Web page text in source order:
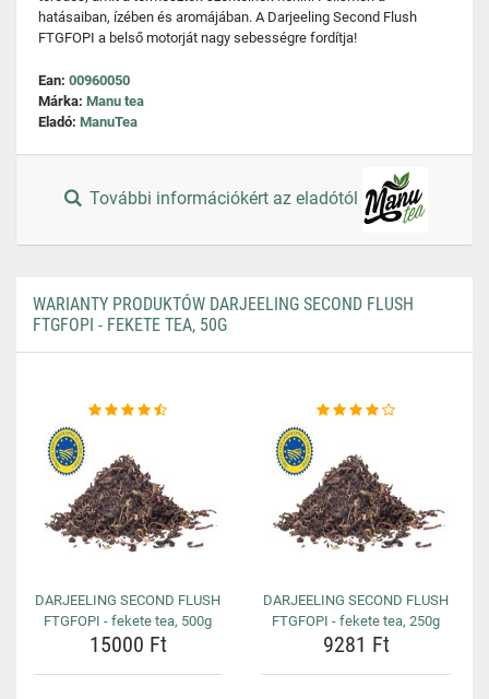
hatásaiban, ízében és aromájában. A Darjeeling Second Flush
FTGFOPI a belső motorját nagy sebességre fordítja!
Ean: 00960050
Márka: Manu tea
Eladó: ManuTea
További információkért az eladótól
WARIANTY PRODUKTÓW DARJEELING SECOND FLUSH
FTGFOPI - FEKETE TEA, 50G
DARJEELING SECOND FLUSH
FTGFOPI - fekete tea, 500g
15000 Ft
DARJEELING SECOND FLUSH
FTGFOPI - fekete tea, 250g
9281 Ft